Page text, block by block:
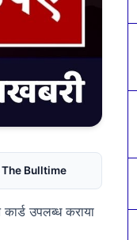
Source
उपलब्ध कराया